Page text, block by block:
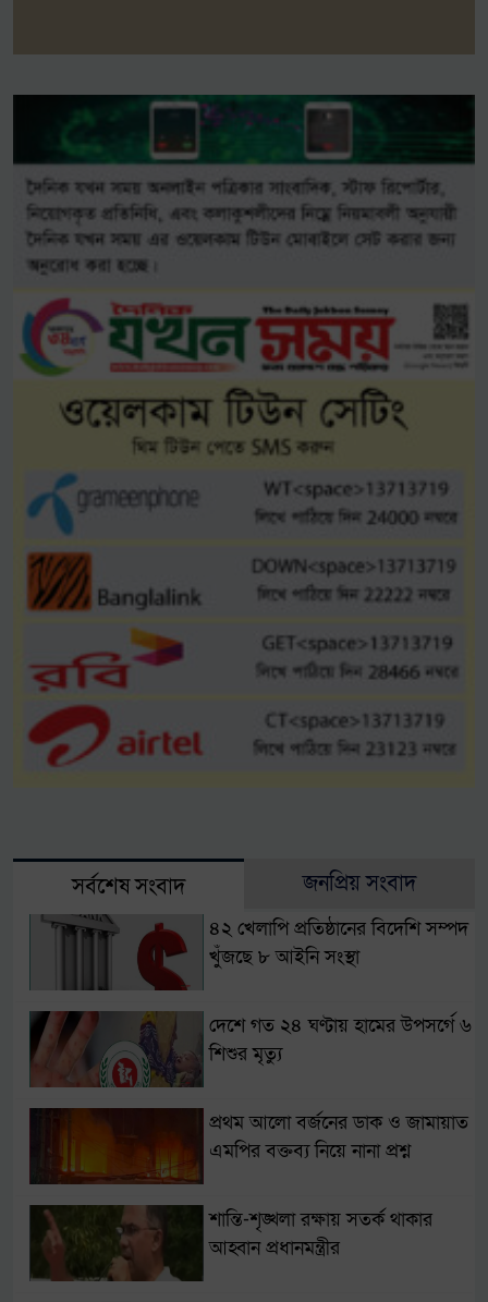
সর্বশেষ সংবাদ জনপ্রিয় সংবাদ
৪২ খেলাপি প্রতিষ্ঠানের বিদেশি সম্পদ
খুঁজছে ৮ আইনি সংস্থা
দেশে গত ২৪ ঘণ্টায় হামের উপসর্গে ৬
শিশুর মৃত্যু
প্রথম আলো বর্জনের ডাক ও জামায়াত
এমপির বক্তব্য নিয়ে নানা প্রশ্ন
শান্তি-শৃঙ্খলা রক্ষায় সতর্ক থাকার
আহ্বান প্রধানমন্ত্রীর